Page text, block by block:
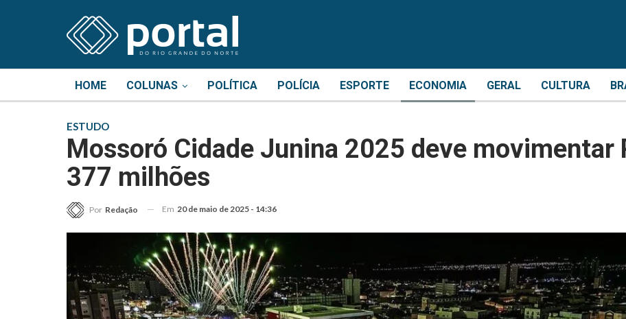
HOME COLUNAS POLÍTICA POLÍCIA ESPORTE ECONOMIA GERAL CULTURA
ESTUDO
Mossoró Cidade Junina 2025 deve movimentar
377 milhões
Por Redação Em 20 de maio de 2025 - 14:36